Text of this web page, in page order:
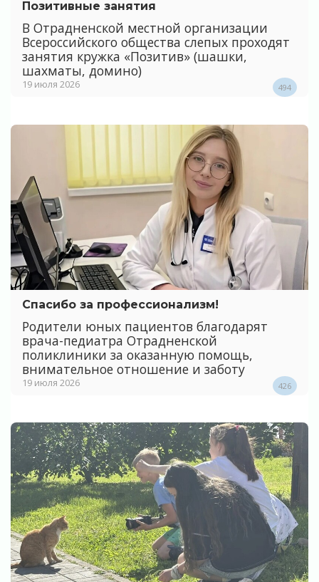
Позитивные занятия
В Отрадненской местной организации
Всероссийского общества слепых проходят
занятия кружка «Позитив» (шашки,
шахматы, домино)
19 июля 2026 494
Спасибо за профессионализм!
Родители юных пациентов благодарят
врача-педиатра Отрадненской
поликлиники за оказанную помощь,
внимательное отношение и заботу
19 июля 2026 426